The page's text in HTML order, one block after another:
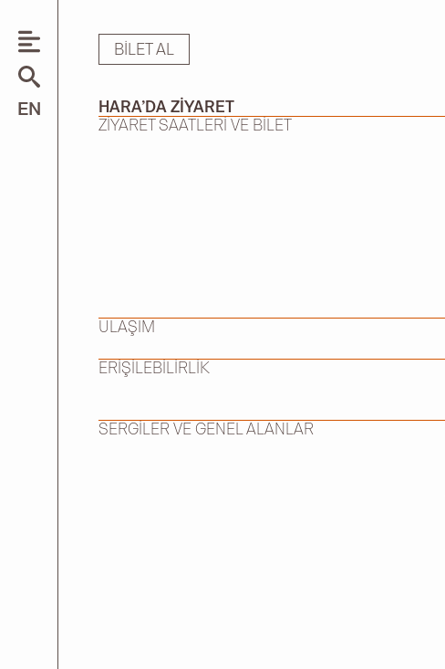
BILET AL
HARA’DA ZİYARET
ZİYARET SAATLERİ VE BİLET
ULAŞIM
ERİŞİLEBİLİRLİK
SERGİLER VE GENEL ALANLAR
Search
EN